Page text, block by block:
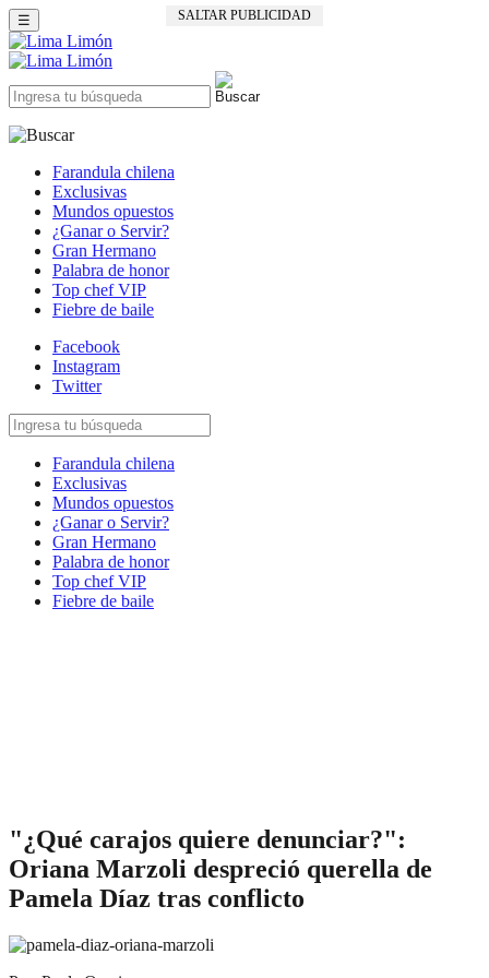
SALTAR PUBLICIDAD
☰
Farandula chilena
Exclusivas
Mundos opuestos
¿Ganar o Servir?
Gran Hermano
Palabra de honor
Top chef VIP
Fiebre de baile
Facebook
Instagram
Twitter
Farandula chilena
Exclusivas
Mundos opuestos
¿Ganar o Servir?
Gran Hermano
Palabra de honor
Top chef VIP
Fiebre de baile
"¿Qué carajos quiere denunciar?":
Oriana Marzoli despreció querella de
Pamela Díaz tras conflicto